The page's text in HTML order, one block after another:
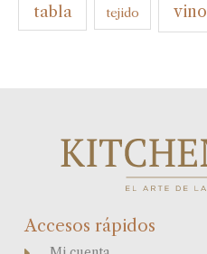
tabla tejido vino
Accesos rápidos